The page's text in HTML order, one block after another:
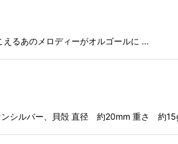
るあのメロディーがオルゴールに …
ンシルバー、貝殻 直径 約20mm 重さ 約